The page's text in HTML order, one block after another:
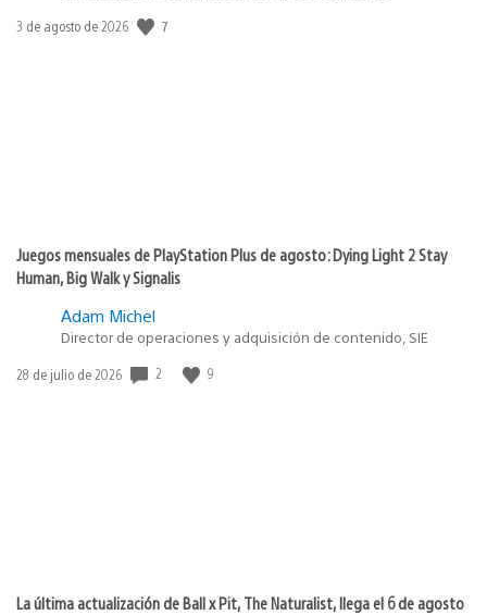
Fecha
3 de agosto de 2026 7
Juegos mensuales de PlayStation Plus de agosto: Dying Light 2 Stay
Human, Big Walk y Signalis
Adam Michel
Director de operaciones y adquisición de contenido, SIE
Fecha
28 de julio de 2026 2 9
La última actualización de Ball x Pit, The Naturalist, llega el 6 de agosto